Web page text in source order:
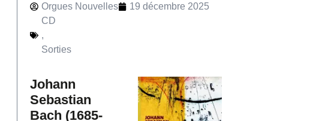
Orgues Nouvelles
19 décembre 2025
CD
,
Sorties
Johann
Sebastian
Bach (1685-